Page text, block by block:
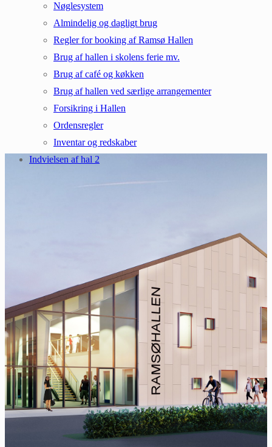
Nøglesystem
Almindelig og dagligt brug
Regler for booking af Ramsø Hallen
Brug af hallen i skolens ferie mv.
Brug af café og køkken
Brug af hallen ved særlige arrangementer
Forsikring i Hallen
Ordensregler
Inventar og redskaber
Indvielsen af hal 2